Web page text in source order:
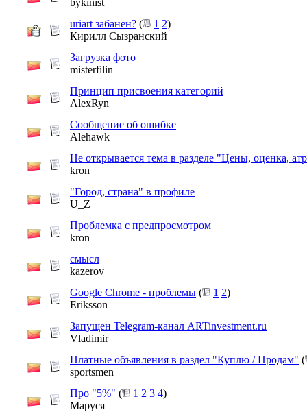
bykinist
uriart забанен? ( 1 2)
Кирилл Сызранский
Загрузка фото
misterfilin
Принцип присвоения категорий
AlexRyn
Сообщение об ошибке
Alehawk
Не открывается тема в разделе "Цены, оценка,
kron
"Город, страна" в профиле
U_Z
Проблемка с предпросмотром
kron
смысл
kazerov
Google Chrome - проблемы ( 1 2)
Eriksson
Запущен Telegram-канал ARTinvestment.ru
Vladimir
Платные объявления в раздел "Куплю / Продам" (
sportsmen
Про "5%" ( 1 2 3 4)
Маруся